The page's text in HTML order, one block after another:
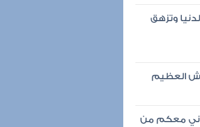
وتزهق
العظيم
إني معكم من